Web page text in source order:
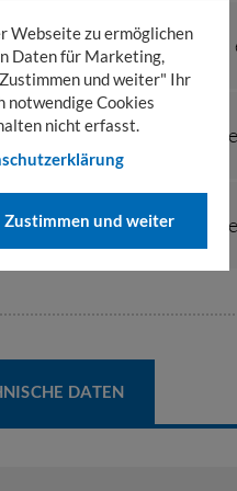
Alfa M
Alfa
Alfa M
DATEN
Webseite zu ermöglichen
Daten für Marketing,
und weiter" Ihr
notwendige Cookies
nicht erfasst.
Zustimmen und weiter